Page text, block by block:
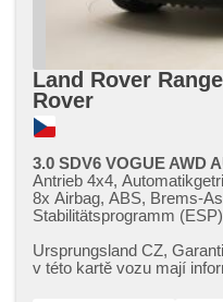
Land Rover Range
Rover
3.0 SDV6 VOGUE AWD
Antrieb 4x4,
8x Airbag, ABS, Brems-
Stabilitätsprogramm
do kopce (HSA), ukazatel
Ursprungsland CZ,​
v této kartě vozu mají